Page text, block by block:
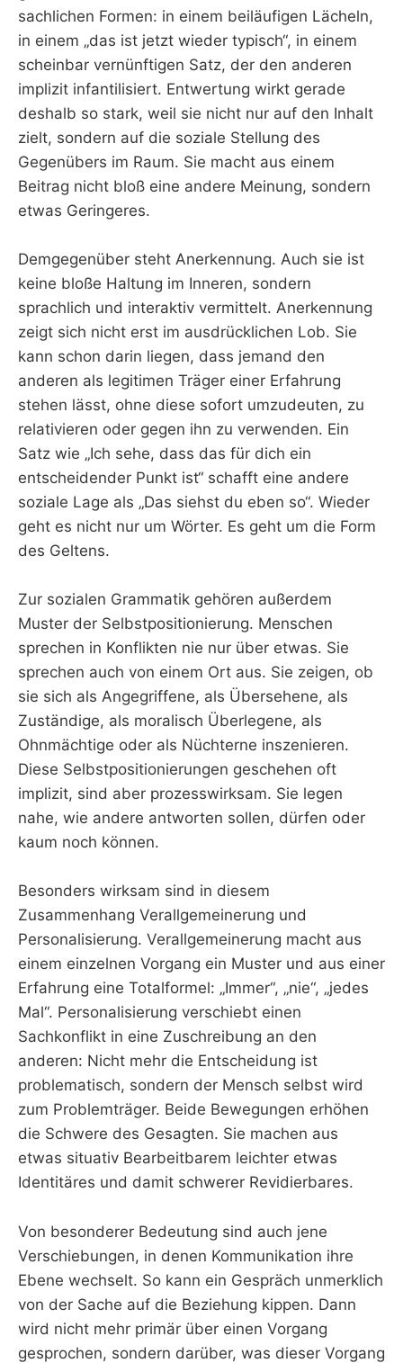
sachlichen Formen: in einem beiläufigen Lächeln,
in einem „das ist jetzt wieder typisch“, in einem
scheinbar vernünftigen Satz, der den anderen
implizit infantilisiert. Entwertung wirkt gerade
deshalb so stark, weil sie nicht nur auf den Inhalt
zielt, sondern auf die soziale Stellung des
Gegenübers im Raum. Sie macht aus einem
Beitrag nicht bloß eine andere Meinung, sondern
etwas Geringeres.
Demgegenüber steht Anerkennung. Auch sie ist
keine bloße Haltung im Inneren, sondern
sprachlich und interaktiv vermittelt. Anerkennung
zeigt sich nicht erst im ausdrücklichen Lob. Sie
kann schon darin liegen, dass jemand den
anderen als legitimen Träger einer Erfahrung
stehen lässt, ohne diese sofort umzudeuten, zu
relativieren oder gegen ihn zu verwenden. Ein
Satz wie „Ich sehe, dass das für dich ein
entscheidender Punkt ist“ schafft eine andere
soziale Lage als „Das siehst du eben so“. Wieder
geht es nicht nur um Wörter. Es geht um die Form
des Geltens.
Zur sozialen Grammatik gehören außerdem
Muster der Selbstpositionierung. Menschen
sprechen in Konflikten nie nur über etwas. Sie
sprechen auch von einem Ort aus. Sie zeigen, ob
sie sich als Angegriffene, als Übersehene, als
Zuständige, als moralisch Überlegene, als
Ohnmächtige oder als Nüchterne inszenieren.
Diese Selbstpositionierungen geschehen oft
implizit, sind aber prozesswirksam. Sie legen
nahe, wie andere antworten sollen, dürfen oder
kaum noch können.
Besonders wirksam sind in diesem
Zusammenhang Verallgemeinerung und
Personalisierung. Verallgemeinerung macht aus
einem einzelnen Vorgang ein Muster und aus einer
Erfahrung eine Totalformel: „Immer“, „nie“, „jedes
Mal“. Personalisierung verschiebt einen
Sachkonflikt in eine Zuschreibung an den
anderen: Nicht mehr die Entscheidung ist
problematisch, sondern der Mensch selbst wird
zum Problemträger. Beide Bewegungen erhöhen
die Schwere des Gesagten. Sie machen aus
etwas situativ Bearbeitbarem leichter etwas
Identitäres und damit schwerer Revidierbares.
Von besonderer Bedeutung sind auch jene
Verschiebungen, in denen Kommunikation ihre
Ebene wechselt. So kann ein Gespräch unmerklich
von der Sache auf die Beziehung kippen. Dann
wird nicht mehr primär über einen Vorgang
gesprochen, sondern darüber, was dieser Vorgang